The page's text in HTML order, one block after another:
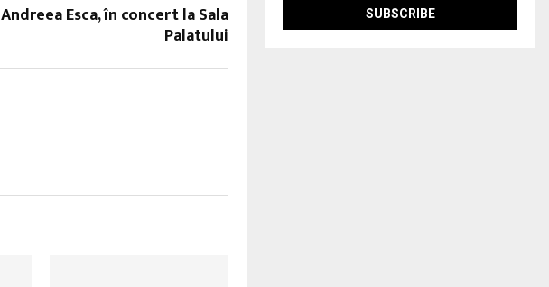
Andreea Esca, în concert la Sala
Palatului